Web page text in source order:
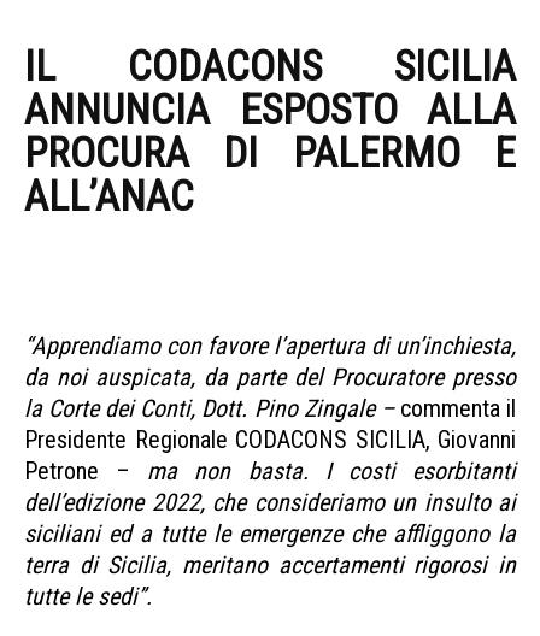
IL CODACONS SICILIA
ANNUNCIA ESPOSTO ALLA
PROCURA DI PALERMO E
ALL’ANAC
“Apprendiamo con favore l’apertura di un’inchiesta,
da noi auspicata, da parte del Procuratore presso
la Corte dei Conti, Dott. Pino Zingale – commenta il
Presidente Regionale CODACONS SICILIA, Giovanni
Petrone – ma non basta. I costi esorbitanti
dell’edizione 2022, che consideriamo un insulto ai
siciliani ed a tutte le emergenze che affliggono la
terra di Sicilia, meritano accertamenti rigorosi in
tutte le sedi”.